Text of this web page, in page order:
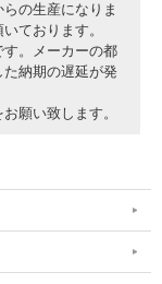
の生産になりま
ております。
。メーカーの都
納期の遅延が発
願い致します。